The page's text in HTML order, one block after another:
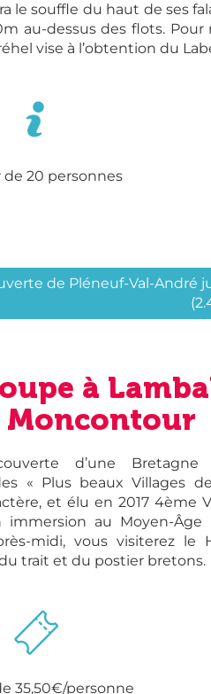
le souffle du haut de ses
au-dessus des flots.
vise à l’obtention du
de 20 personnes
de Pléneuf-Val-André
à
Moncontour
d’une Bretagne
« Plus beaux Villages
et élu en 2017 4ème
immersion au Moyen-
midi, vous visiterez le
trait et du postier bretons.
35,50€/personne